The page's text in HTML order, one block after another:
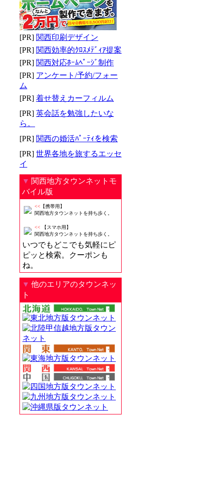
[PR] 関西印刷デザイン
[PR] 関西効率的ｸﾛｽﾒﾃﾞｨｱ提案
[PR] 関西対応ﾎｰﾑﾍﾟｰｼﾞ制作
[PR] アンケート/予約/フォー
ム
[PR] 着せ替えカーフィルム
[PR] 英会話を勉強したいな
ら。
[PR] 関西の婚活ﾊﾟｰﾃｨを検索
[PR] 世界各地を旅するエッセ
イ
▼ 関西地方タウンネットモ
バイル版
<< 【携帯用】
関西地方タウンネットを持ち歩く。
<< 【スマホ用】
関西地方タウンネットを持ち歩く。
いつでもどこでも気軽にピ
ピッと検索。クーポンも
ね。
▼ 他のエリアのタウンネッ
ト